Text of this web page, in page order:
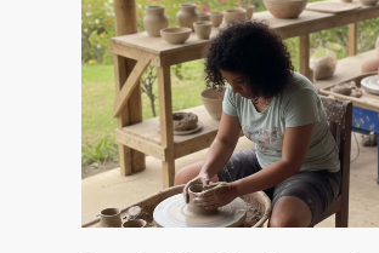
Pourboire à
montants et
4 juillet 2026